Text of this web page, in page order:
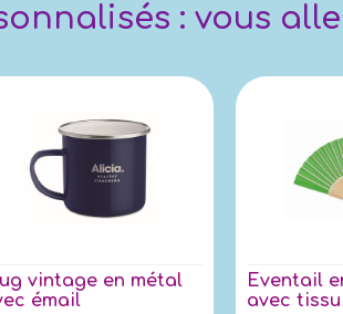
: vous
vintage en métal
émail
Eventail
avec tissu